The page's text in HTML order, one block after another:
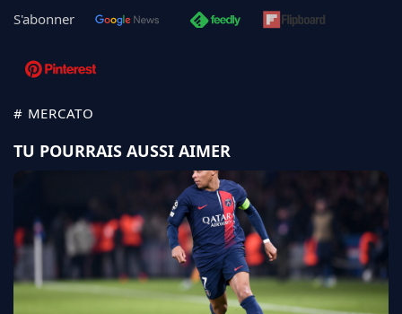
S'abonner
# MERCATO
TU POURRAIS AUSSI AIMER